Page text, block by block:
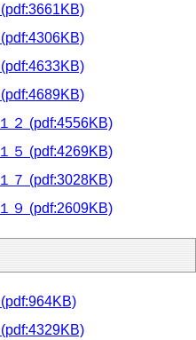
２ (pdf:4556KB)
５ (pdf:4269KB)
７ (pdf:3028KB)
９ (pdf:2609KB)